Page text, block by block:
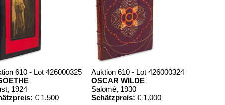
610 - Lot 426000325
, 1924
€ 1.500
Auktion 610 - Lot 426000324
OSCAR WILDE
Salomé, 1930
Schätzpreis: € 1.000